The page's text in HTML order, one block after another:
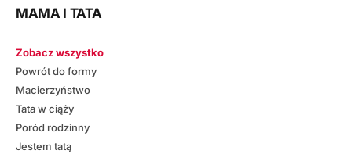
MAMA I TATA
Zobacz wszystko
Powrót do formy
Macierzyństwo
Tata w ciąży
Poród rodzinny
Jestem tatą